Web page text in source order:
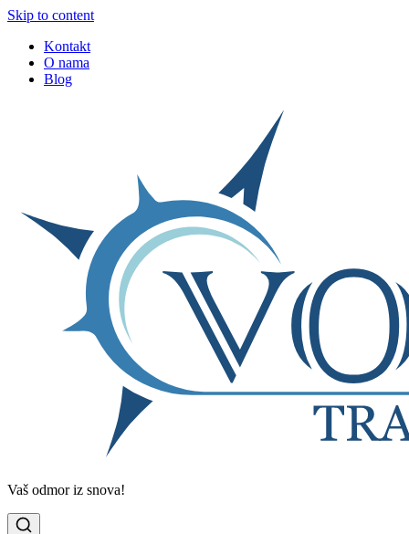
Skip to content
Kontakt
O nama
Blog
Vaš odmor iz snova!